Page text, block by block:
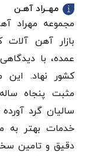
مهــراد آهـن
مجموعه مهراد
بازار آهن‌
عمده، با
کشور نهاد. این
مثبت پنجاه
سالیان گرد
خدمات بهتر به
دقيق و تامین